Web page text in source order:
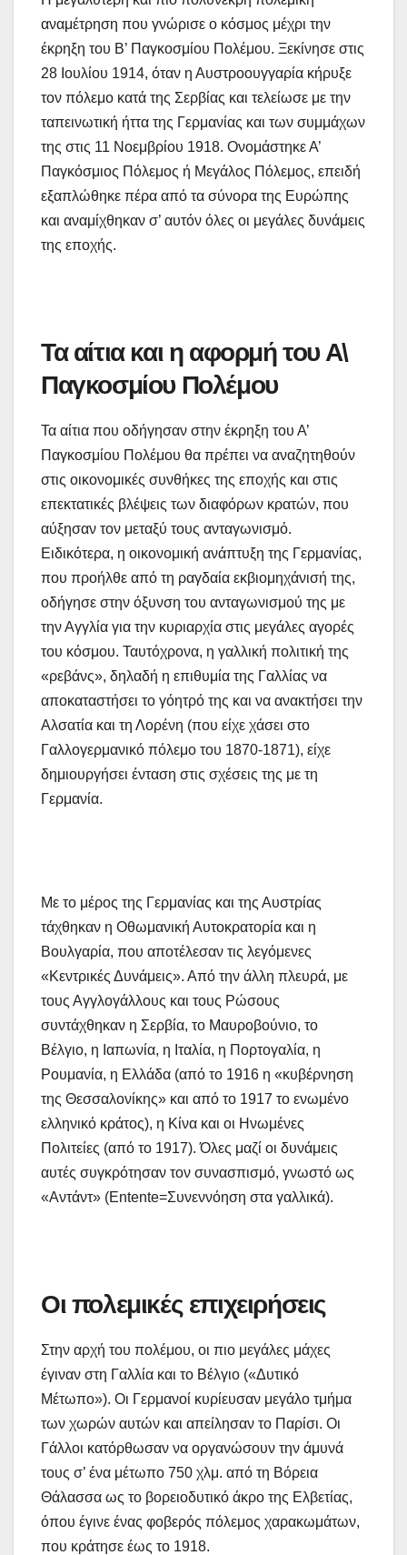
αναμέτρηση που γνώρισε ο κόσμος μέχρι την
έκρηξη του Β’ Παγκοσμίου Πολέμου. Ξεκίνησε στις
28 Ιουλίου 1914, όταν η Αυστροουγγαρία κήρυξε
τον πόλεμο κατά της Σερβίας και τελείωσε με την
ταπεινωτική ήττα της Γερμανίας και των συμμάχων
της στις 11 Νοεμβρίου 1918. Ονομάστηκε Α’
Παγκόσμιος Πόλεμος ή Μεγάλος Πόλεμος, επειδή
εξαπλώθηκε πέρα από τα σύνορα της Ευρώπης
και αναμίχθηκαν σ’ αυτόν όλες οι μεγάλες δυνάμεις
της εποχής.
Τα αίτια και η αφορμή του Α\
Παγκοσμίου Πολέμου
Τα αίτια που οδήγησαν στην έκρηξη του Α’
Παγκοσμίου Πολέμου θα πρέπει να αναζητηθούν
στις οικονομικές συνθήκες της εποχής και στις
επεκτατικές βλέψεις των διαφόρων κρατών, που
αύξησαν τον μεταξύ τους ανταγωνισμό.
Ειδικότερα, η οικονομική ανάπτυξη της Γερμανίας,
που προήλθε από τη ραγδαία εκβιομηχάνισή της,
οδήγησε στην όξυνση του ανταγωνισμού της με
την Αγγλία για την κυριαρχία στις μεγάλες αγορές
του κόσμου. Ταυτόχρονα, η γαλλική πολιτική της
«ρεβάνς», δηλαδή η επιθυμία της Γαλλίας να
αποκαταστήσει το γόητρό της και να ανακτήσει την
Αλσατία και τη Λορένη (που είχε χάσει στο
Γαλλογερμανικό πόλεμο του 1870-1871), είχε
δημιουργήσει ένταση στις σχέσεις της με τη
Γερμανία.
Με το μέρος της Γερμανίας και της Αυστρίας
τάχθηκαν η Οθωμανική Αυτοκρατορία και η
Βουλγαρία, που αποτέλεσαν τις λεγόμενες
«Κεντρικές Δυνάμεις». Από την άλλη πλευρά, με
τους Αγγλογάλλους και τους Ρώσους
συντάχθηκαν η Σερβία, το Μαυροβούνιο, το
Βέλγιο, η Ιαπωνία, η Ιταλία, η Πορτογαλία, η
Ρουμανία, η Ελλάδα (από το 1916 η «κυβέρνηση
της Θεσσαλονίκης» και από το 1917 το ενωμένο
ελληνικό κράτος), η Κίνα και οι Ηνωμένες
Πολιτείες (από το 1917). Όλες μαζί οι δυνάμεις
αυτές συγκρότησαν τον συνασπισμό, γνωστό ως
«Αντάντ» (Entente=Συνεννόηση στα γαλλικά).
Οι πολεμικές επιχειρήσεις
Στην αρχή του πολέμου, οι πιο μεγάλες μάχες
έγιναν στη Γαλλία και το Βέλγιο («Δυτικό
Μέτωπο»). Οι Γερμανοί κυρίευσαν μεγάλο τμήμα
των χωρών αυτών και απείλησαν το Παρίσι. Οι
Γάλλοι κατόρθωσαν να οργανώσουν την άμυνά
τους σ’ ένα μέτωπο 750 χλμ. από τη Βόρεια
Θάλασσα ως το βορειοδυτικό άκρο της Ελβετίας,
όπου έγινε ένας φοβερός πόλεμος χαρακωμάτων,
που κράτησε έως το 1918.